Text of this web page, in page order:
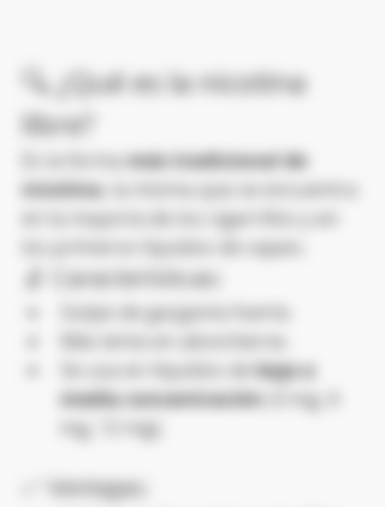
🔍 ¿Qué es la nicotina
libre?
Es la forma más tradicional de
nicotina , la misma que se encuentra
en la mayoría de los cigarrillos y en
los primeros líquidos de vapeo.
🔬 Características:
Golpe de garganta fuerte.
Se usa en líquidos de baja a
media concentración
(3 mg, 6
mg, 12 mg).
✅ Ventajas: